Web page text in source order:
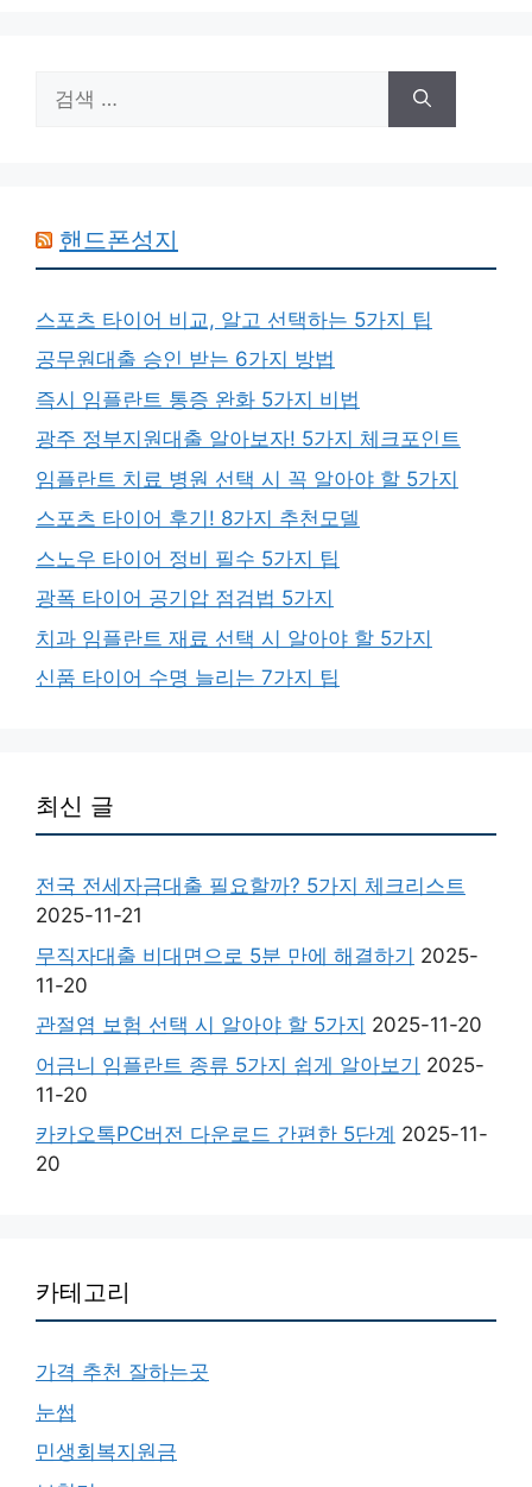
색:
핸드폰성지
스포츠 타이어 비교, 알고 선택하는 5가지 팁
공무원대출 승인 받는 6가지 방법
즉시 임플란트 통증 완화 5가지 비법
광주 정부지원대출 알아보자! 5가지 체크포인트
임플란트 치료 병원 선택 시 꼭 알아야 할 5가지
스포츠 타이어 후기! 8가지 추천모델
스노우 타이어 정비 필수 5가지 팁
광폭 타이어 공기압 점검법 5가지
치과 임플란트 재료 선택 시 알아야 할 5가지
신품 타이어 수명 늘리는 7가지 팁
최신 글
전국 전세자금대출 필요할까? 5가지 체크리스트
2025-11-21
무직자대출 비대면으로 5분 만에 해결하기 2025-
11-20
관절염 보험 선택 시 알아야 할 5가지 2025-11-20
어금니 임플란트 종류 5가지 쉽게 알아보기 2025-
11-20
카카오톡PC버전 다운로드 간편한 5단계 2025-11-
20
카테고리
가격 추천 잘하는곳
눈썹
민생회복지원금